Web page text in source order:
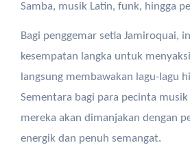
Samba, musik Latin, funk, hingga
Bagi penggemar setia Jamiroquai,
kesempatan langka untuk
langsung membawakan lagu-lagu
Sementara bagi para pecinta
mereka akan dimanjakan dengan
energik dan penuh semangat.